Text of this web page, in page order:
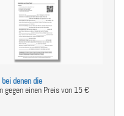
bei denen die
gegen einen Preis von 15 €